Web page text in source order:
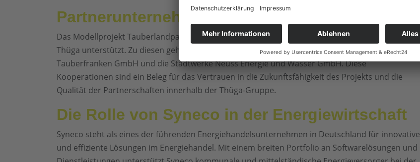
Partnerunternehmen im Tauberlandpark-Projekt
Das Modellprojekt Tauberlandpark wird von einer Reihe renommierter Partnerunternehmen der
Thüga unterstützt. Zu diesen gehören unter anderem die badenova AG & Co. KG, Stadtwerk
Tauberfranken GmbH und die Stadtwerke Neuss Energie und Wasser GmbH. Diese
Kooperationen sind ein Beleg für das Vertrauen in die Zukunftsfähigkeit des Projekts und die
Qualität der Partnerschaften innerhalb der Thüga-Gruppe.
Die Rolle von Syneco in der Energiewirtschaft
Syneco steht als eines der führenden Energiehandelsunternehmen in Deutschland für innovative
und effiziente Lösungen im Energiehandel. Mit einem breiten Portfolio an Softwarelösungen und